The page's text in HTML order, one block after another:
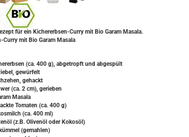
für ein Kichererbsen-Curry mit Bio Garam Masala.
Curry mit Bio Garam Masala
(ca. 400 g), abgetropft und abgespült
gewürfelt
gehackt
(ca. 2 cm), gerieben
Masala
Tomaten (ca. 400 g)
(ca. 400 ml)
(z.B. Olivenöl oder Kokosöl)
(gemahlen)